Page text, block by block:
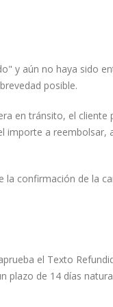
y aún no haya sido
posible.
en tránsito, el
importe a reembolsar,
la confirmación de la
el Texto
plazo de 14 días